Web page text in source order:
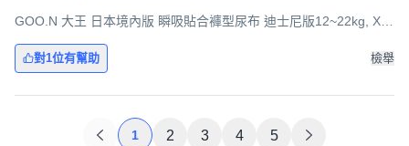
GOO.N 大王 日本境內版 瞬吸貼合褲型尿布 迪士尼版12~22kg, XL,
對1位有幫助 檢舉
1 2 3 4 5